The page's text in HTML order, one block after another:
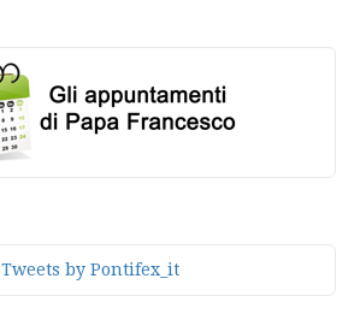
Tweets by Pontifex_it